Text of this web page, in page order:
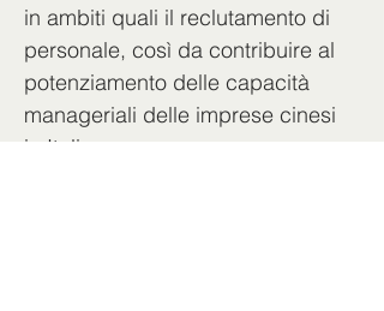
in ambiti quali il reclutamento di
personale, così da contribuire al
potenziamento delle capacità
manageriali delle imprese cinesi
in Italia.